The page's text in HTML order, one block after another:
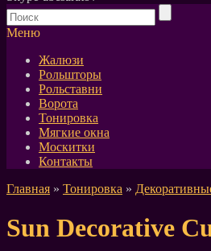
Меню
Жалюзи
Рольшторы
Рольставни
Ворота
Тонировка
Мягкие окна
Москитки
Контакты
Главная » Тонировка »
Sun Decorative